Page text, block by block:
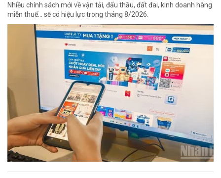
Nhiều chính sách mới về vận tải, đấu thầu, đất đai, kinh doanh hàng
miễn thuế... sẽ có hiệu lực trong tháng 8/2026.